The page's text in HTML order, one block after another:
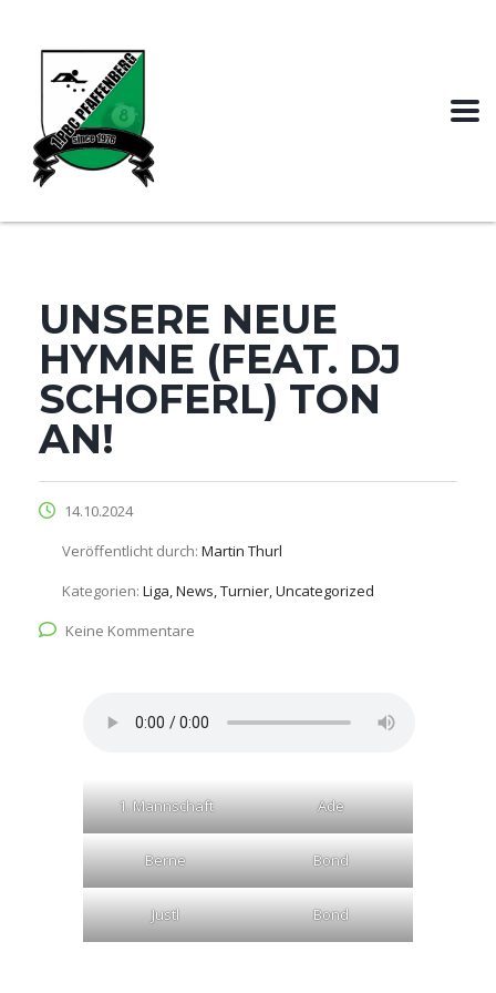
UNSERE NEUE
HYMNE (FEAT. DJ
SCHOFERL) TON
AN!
14.10.2024
Veröffentlicht durch: Martin Thurl
Kategorien: Liga, News, Turnier, Uncategorized
Keine Kommentare
1. Mannschaft Ade
Berne Bond
Justl Bond